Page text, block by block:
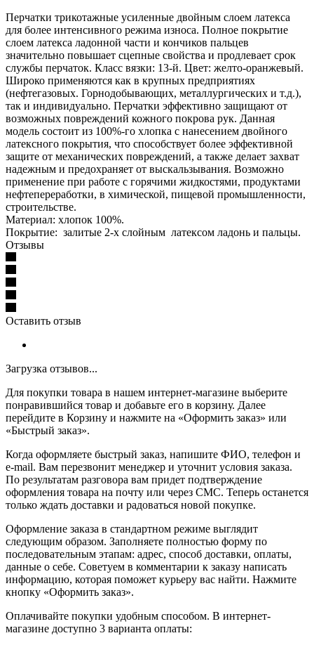
Перчатки трикотажные усиленные двойным слоем латекса
для более интенсивного режима износа. Полное покрытие
слоем латекса ладонной части и кончиков пальцев
значительно повышает сцепные свойства и продлевает срок
службы перчаток. Класс вязки: 13-й. Цвет: желто-оранжевый.
Широко применяются как в крупных предприятиях
(нефтегазовых. Горнодобывающих, металлургических и т.д.),
так и индивидуально. Перчатки эффективно защищают от
возможных повреждений кожного покрова рук. Данная
модель состоит из 100%-го хлопка с нанесением двойного
латексного покрытия, что способствует более эффективной
защите от механических повреждений, а также делает захват
надежным и предохраняет от выскальзывания. Возможно
применение при работе с горячими жидкостями, продуктами
нефтепереработки, в химической, пищевой промышленности,
строительстве.
Материал: хлопок 100%.
Покрытие: залитые 2-х слойным латексом ладонь и пальцы.
Отзывы
Оставить отзыв
Загрузка отзывов...
Для покупки товара в нашем интернет-магазине выберите
понравившийся товар и добавьте его в корзину. Далее
перейдите в Корзину и нажмите на «Оформить заказ» или
«Быстрый заказ».
Когда оформляете быстрый заказ, напишите ФИО, телефон и
e-mail. Вам перезвонит менеджер и уточнит условия заказа.
По результатам разговора вам придет подтверждение
оформления товара на почту или через СМС. Теперь останется
только ждать доставки и радоваться новой покупке.
Оформление заказа в стандартном режиме выглядит
следующим образом. Заполняете полностью форму по
последовательным этапам: адрес, способ доставки, оплаты,
данные о себе. Советуем в комментарии к заказу написать
информацию, которая поможет курьеру вас найти. Нажмите
кнопку «Оформить заказ».
Оплачивайте покупки удобным способом. В интернет-
магазине доступно 3 варианта оплаты: